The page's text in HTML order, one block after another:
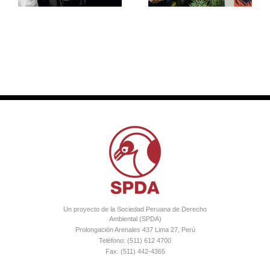
climático”
Un proyecto de la Sociedad Peruana de Derecho
Ambiental (SPDA)
Prolongación Arenales 437 Lima 27, Perú
Teléfono: (511) 612 4700
Fax: (511) 442-4365